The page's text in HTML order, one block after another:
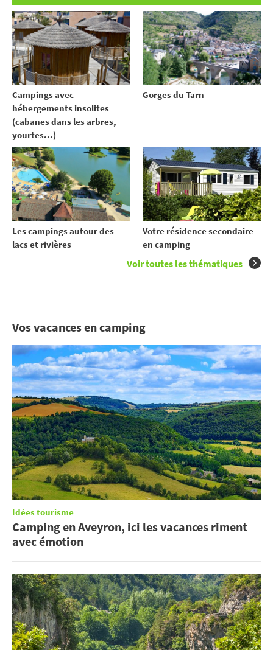
Campings avec
hébergements insolites
(cabanes dans les arbres,
yourtes...)
Gorges du Tarn
Les campings autour des
lacs et rivières
Votre résidence secondaire
en camping
Voir toutes les thématiques
Vos vacances en camping
Idées tourisme
Camping en Aveyron, ici les vacances riment
avec émotion